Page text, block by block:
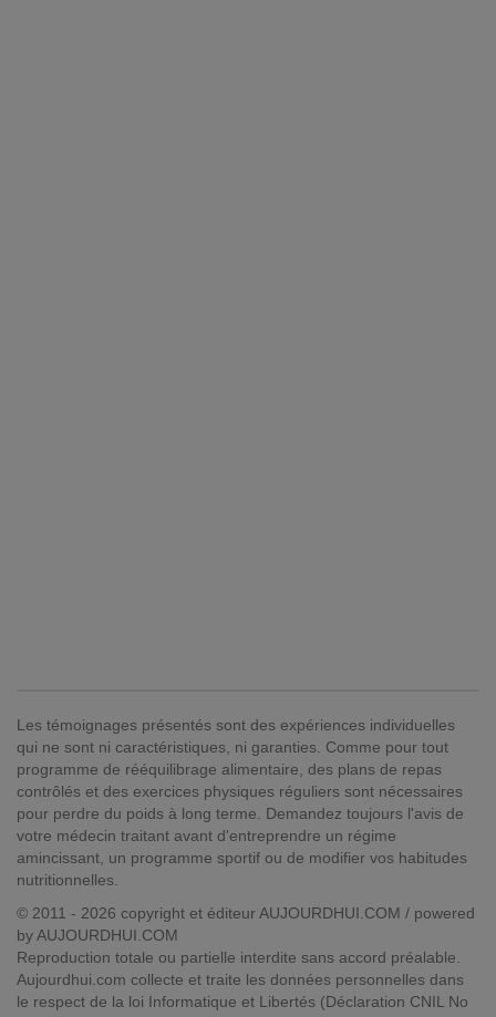
Les témoignages présentés sont des expériences individuelles
qui ne sont ni caractéristiques, ni garanties. Comme pour tout
programme de rééquilibrage alimentaire, des plans de repas
contrôlés et des exercices physiques réguliers sont nécessaires
pour perdre du poids à long terme. Demandez toujours l'avis de
votre médecin traitant avant d'entreprendre un régime
amincissant, un programme sportif ou de modifier vos habitudes
nutritionnelles.
© 2011 - 2026 copyright et éditeur AUJOURDHUI.COM / powered
by AUJOURDHUI.COM
Reproduction totale ou partielle interdite sans accord préalable.
Aujourdhui.com collecte et traite les données personnelles dans
le respect de la loi Informatique et Libertés (Déclaration CNIL No